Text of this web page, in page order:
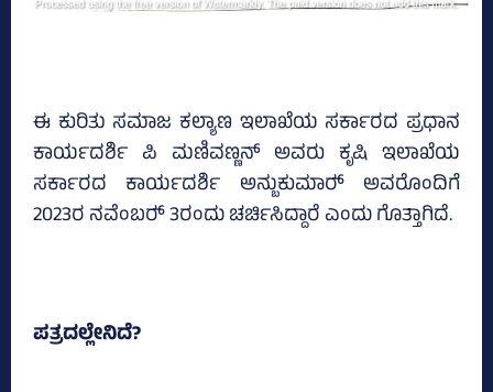
ಈ ಕುರಿತು ಸಮಾಜ ಕಲ್ಯಾಣ ಇಲಾಖೆಯ ಸರ್ಕಾರದ ಪ್ರಧಾನ
ಕಾರ್ಯದರ್ಶಿ ಪಿ ಮಣಿವಣ್ಣನ್‌ ಅವರು ಕೃಷಿ ಇಲಾಖೆಯ
ಸರ್ಕಾರದ ಕಾರ್ಯದರ್ಶಿ ಅನ್ಬುಕುಮಾರ್‍‌ ಅವರೊಂದಿಗೆ
2023ರ ನವೆಂಬರ್‍‌ 3ರಂದು ಚರ್ಚಿಸಿದ್ದಾರೆ ಎಂದು ಗೊತ್ತಾಗಿದೆ.
ಪತ್ರದಲ್ಲೇನಿದೆ?